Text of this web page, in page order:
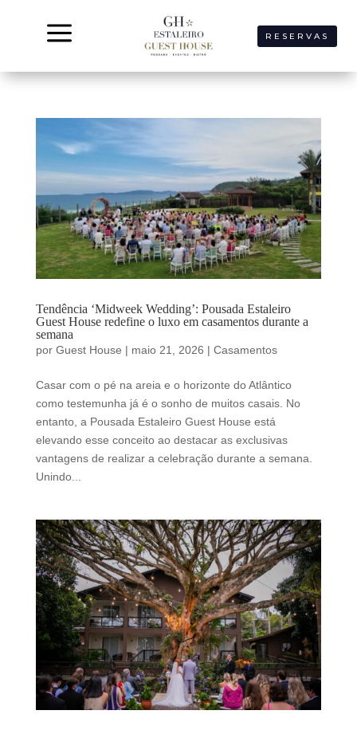
a RESERVAS
Tendência ‘Midweek Wedding’: Pousada Estaleiro
Guest House redefine o luxo em casamentos durante a
semana
por Guest House | maio 21, 2026 | Casamentos
Casar com o pé na areia e o horizonte do Atlântico
como testemunha já é o sonho de muitos casais. No
entanto, a Pousada Estaleiro Guest House está
elevando esse conceito ao destacar as exclusivas
vantagens de realizar a celebração durante a semana.
Unindo...